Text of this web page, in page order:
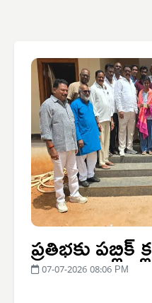
ప్రతిభకు
07-07-2026 08:06 PM